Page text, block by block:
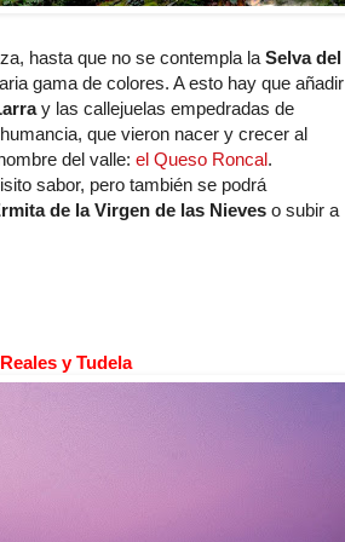
hasta que no se contempla la Selva del
gama de colores. A esto hay que añadir
y las callejuelas empedradas de
que vieron nacer y crecer al
del valle: el Queso Roncal.
sabor, pero también se podrá
de la Virgen de las Nieves o subir a
y Tudela